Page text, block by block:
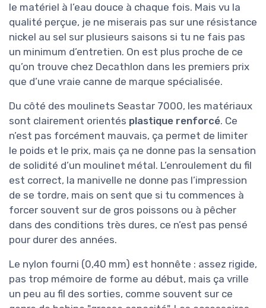
le matériel à l’eau douce à chaque fois. Mais vu la
qualité perçue, je ne miserais pas sur une résistance
nickel au sel sur plusieurs saisons si tu ne fais pas
un minimum d’entretien. On est plus proche de ce
qu’on trouve chez Decathlon dans les premiers prix
que d’une vraie canne de marque spécialisée.
Du côté des moulinets Seastar 7000, les matériaux
sont clairement orientés plastique renforcé. Ce
n’est pas forcément mauvais, ça permet de limiter
le poids et le prix, mais ça ne donne pas la sensation
de solidité d’un moulinet métal. L’enroulement du fil
est correct, la manivelle ne donne pas l’impression
de se tordre, mais on sent que si tu commences à
forcer souvent sur de gros poissons ou à pêcher
dans des conditions très dures, ce n’est pas pensé
pour durer des années.
Le nylon fourni (0,40 mm) est honnête : assez rigide,
pas trop mémoire de forme au début, mais ça vrille
un peu au fil des sorties, comme souvent sur ce